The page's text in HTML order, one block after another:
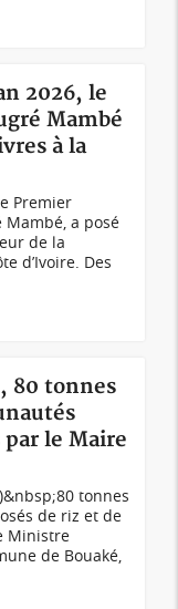
2026, le
Mambé
à la
Premier
a posé
de la
d’Ivoire. Des
80 tonnes
le Maire
tonnes
de riz et de
Ministre
de Bouaké,